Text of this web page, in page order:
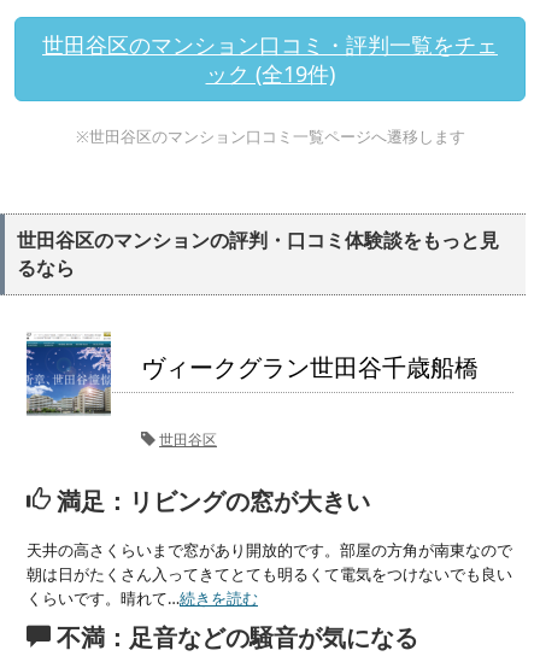
世田谷区のマンション口コミ・評判一覧をチェ
ック (全19件)
※世田谷区のマンション口コミ一覧ページへ遷移します
世田谷区のマンションの評判・口コミ体験談をもっと見
るなら
ヴィークグラン世田谷千歳船橋
世田谷区
満足：リビングの窓が大きい
天井の高さくらいまで窓があり開放的です。部屋の方角が南東なので
朝は日がたくさん入ってきてとても明るくて電気をつけないでも良い
くらいです。晴れて…続きを読む
不満：足音などの騒音が気になる